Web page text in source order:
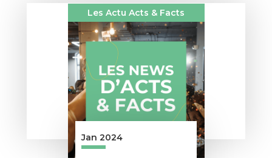
Les Actu Acts & Facts
Jan 2024